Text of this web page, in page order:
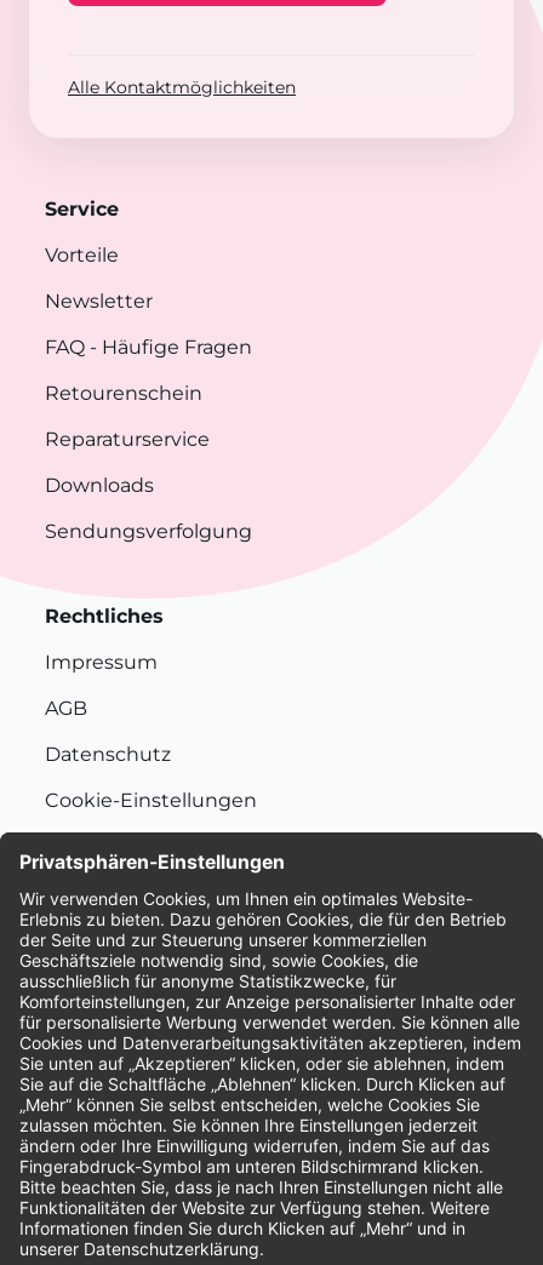
Alle Kontaktmöglichkeiten
Service
Vorteile
Newsletter
FAQ - Häufige Fragen
Retourenschein
Reparaturservice
Downloads
Sendungsverfolgung
Rechtliches
Impressum
AGB
Datenschutz
Cookie-Einstellungen
Bewertungen